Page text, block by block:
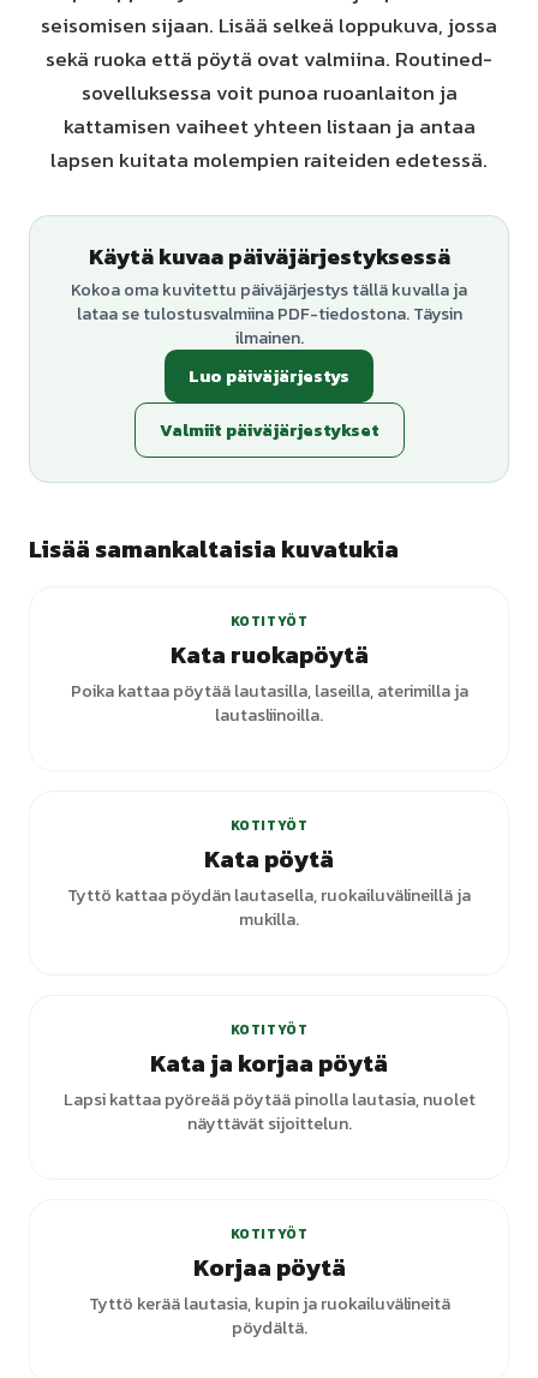
seisomisen sijaan. Lisää selkeä loppukuva, jossa
sekä ruoka että pöytä ovat valmiina. Routined-
sovelluksessa voit punoa ruoanlaiton ja
kattamisen vaiheet yhteen listaan ja antaa
lapsen kuitata molempien raiteiden edetessä.
Käytä kuvaa päiväjärjestyksessä
Kokoa oma kuvitettu päiväjärjestys tällä kuvalla ja
lataa se tulostusvalmiina PDF-tiedostona. Täysin
ilmainen.
Luo päiväjärjestys
Valmiit päiväjärjestykset
Lisää samankaltaisia kuvatukia
KOTITYÖT
Kata ruokapöytä
Poika kattaa pöytää lautasilla, laseilla, aterimilla ja
lautasliinoilla.
KOTITYÖT
Kata pöytä
Tyttö kattaa pöydän lautasella, ruokailuvälineillä ja
mukilla.
KOTITYÖT
Kata ja korjaa pöytä
Lapsi kattaa pyöreää pöytää pinolla lautasia, nuolet
näyttävät sijoittelun.
KOTITYÖT
Korjaa pöytä
Tyttö kerää lautasia, kupin ja ruokailuvälineitä
pöydältä.